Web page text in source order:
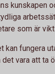
kunskapen
som är
kan fungera
vara att ta